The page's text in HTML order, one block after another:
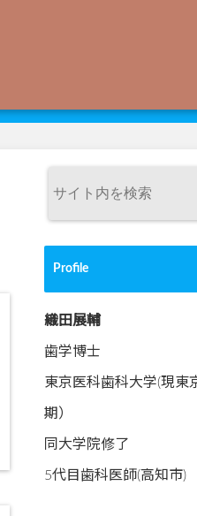
Profile
織田展輔
歯学博士
東京医科歯科大学(現東
期）
同大学院修了
5代目歯科医師(高知市)